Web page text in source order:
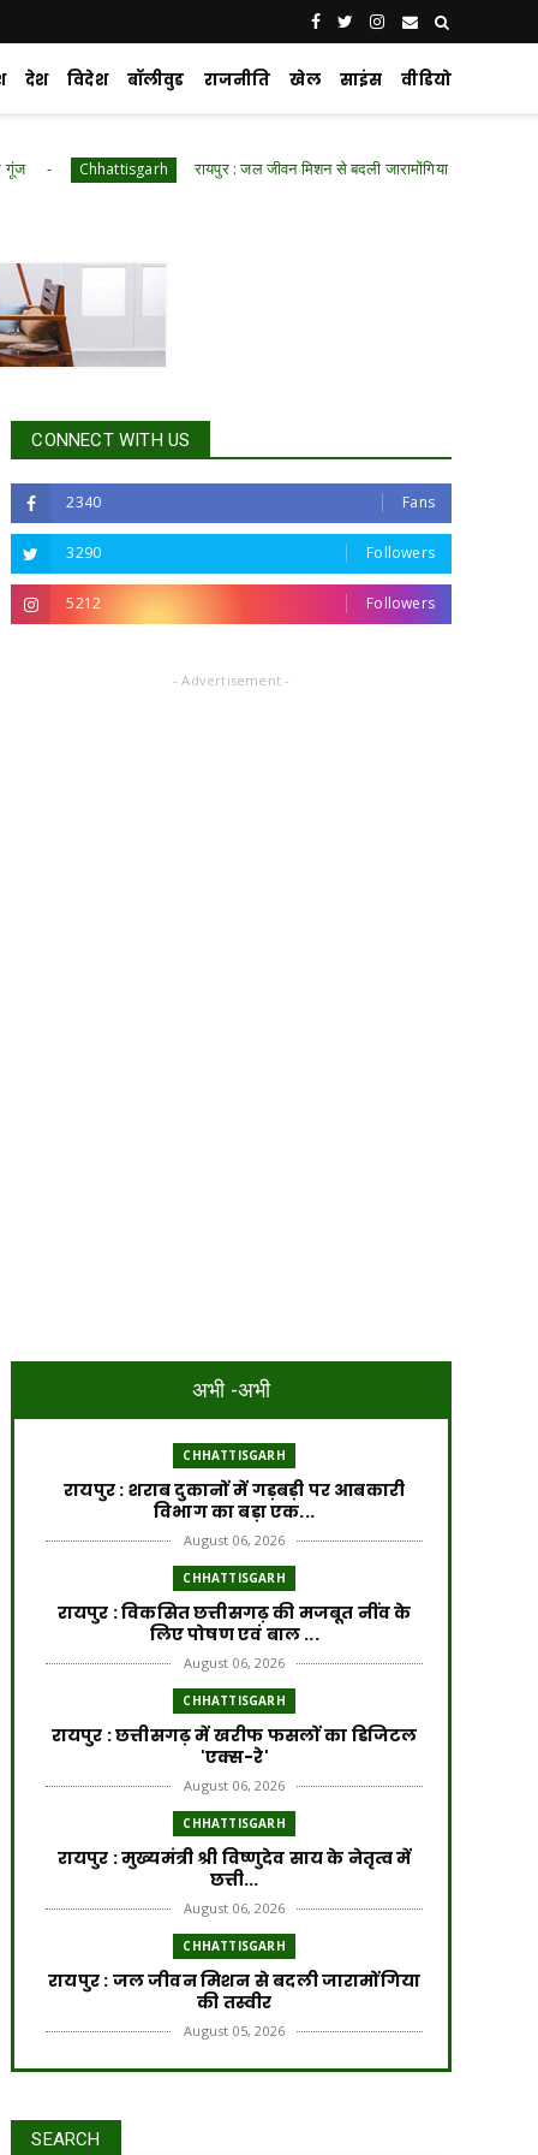
देश विदेश बॉलीवुड राजनीति खेल साइंस वीडियो
Chhattisgarh रायपुर : जल जीवन मिशन से बदली जारामोंगिया की तस्वीर
CONNECT WITH US
2340 Fans
3290 Followers
5212 Followers
- Advertisement -
अभी -अभी
CHHATTISGARH
रायपुर : शराब दुकानों में गड़बड़ी पर आबकारी
विभाग का बड़ा एक...
August 06, 2026
CHHATTISGARH
रायपुर : विकसित छत्तीसगढ़ की मजबूत नींव के
लिए पोषण एवं बाल ...
August 06, 2026
CHHATTISGARH
​रायपुर : ​छत्तीसगढ़ में खरीफ फसलों का डिजिटल
'एक्स-रे'
August 06, 2026
CHHATTISGARH
रायपुर : मुख्यमंत्री श्री विष्णुदेव साय के नेतृत्व में
छत्ती...
August 06, 2026
CHHATTISGARH
रायपुर : जल जीवन मिशन से बदली जारामोंगिया
की तस्वीर
August 05, 2026
CHHATTISGARH
SEARCH